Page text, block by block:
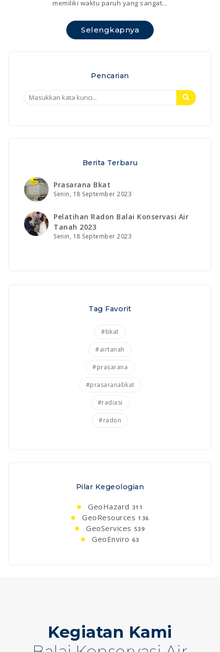
memiliki waktu paruh yang sangat...
Selengkapnya
Pencarian
Berita Terbaru
Prasarana Bkat
Senin, 18 September 2023
Pelatihan Radon Balai Konservasi Air
Tanah 2023
Senin, 18 September 2023
Tag Favorit
#bkat
#airtanah
#prasarana
#prasaranabkat
#radiasi
#radon
Pilar Kegeologian
GeoHazard 311
GeoResources 136
GeoServices 539
GeoEnviro 63
Kegiatan Kami